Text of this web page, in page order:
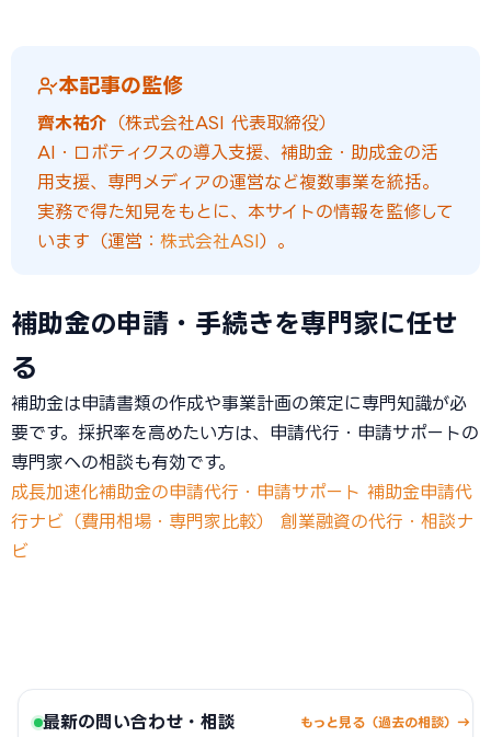
本記事の監修
齊木祐介 （株式会社ASI 代表取締役）
AI・ロボティクスの導入支援、補助金・助成金の活
用支援、専門メディアの運営など複数事業を統括。
実務で得た知見をもとに、本サイトの情報を監修して
います（運営： 株式会社ASI）。
補助金の申請・手続きを専門家に任せ
る
補助金は申請書類の作成や事業計画の策定に専門知識が必
要です。採択率を高めたい方は、申請代行・申請サポートの
専門家への相談も有効です。
成長加速化補助金の申請代行・申請サポート 補助金申請代
行ナビ（費用相場・専門家比較）
創業融資の代行・相談ナ
ビ
最新の問い合わせ・相談 もっと見る（過去の相談）→